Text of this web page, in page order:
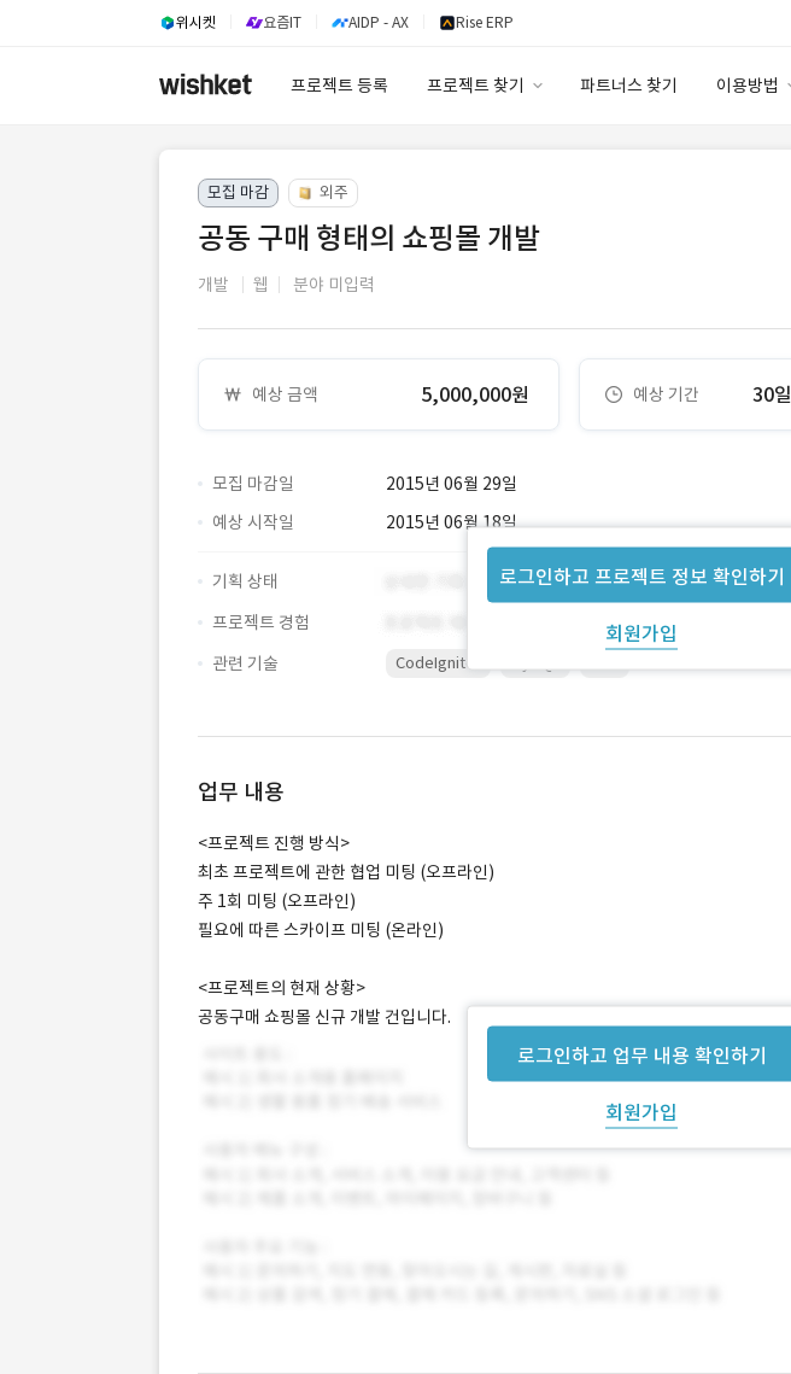
위시켓 요즘IT AIDP - AX Rise ERP
프로젝트 등록 프로젝트 찾기 파트너스 찾기 이용방법
모집 마감 외주
공동 구매 형태의 쇼핑몰 개발
개발 웹 분야 미입력
예상 금액 5,000,000원 예상 기간 30일
모집 마감일 2015년 06월 29일
로그인하고 프로젝트 정보 확인하기
회원가입
예상 시작일 2015년 06월 18일
기획 상태
프로젝트 경험
관련 기술
CodeIgniter
업무 내용
로그인하고 업무 내용 확인하기
회원가입
<프로젝트 진행 방식>
최초 프로젝트에 관한 협업 미팅 (오프라인)
주 1회 미팅 (오프라인)
필요에 따른 스카이프 미팅 (온라인)
<프로젝트의 현재 상황>
공동구매 쇼핑몰 신규 개발 건입니다.